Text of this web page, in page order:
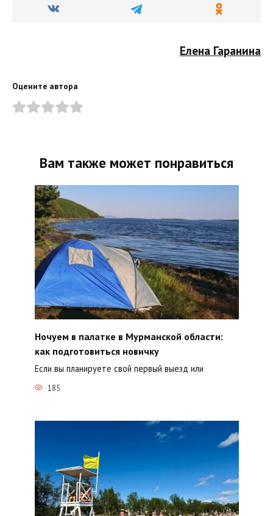
Елена Гаранина
Оцените автора
Вам также может понравиться
Ночуем в палатке в Мурманской области:
как подготовиться новичку
Если вы планируете свой первый выезд или
185